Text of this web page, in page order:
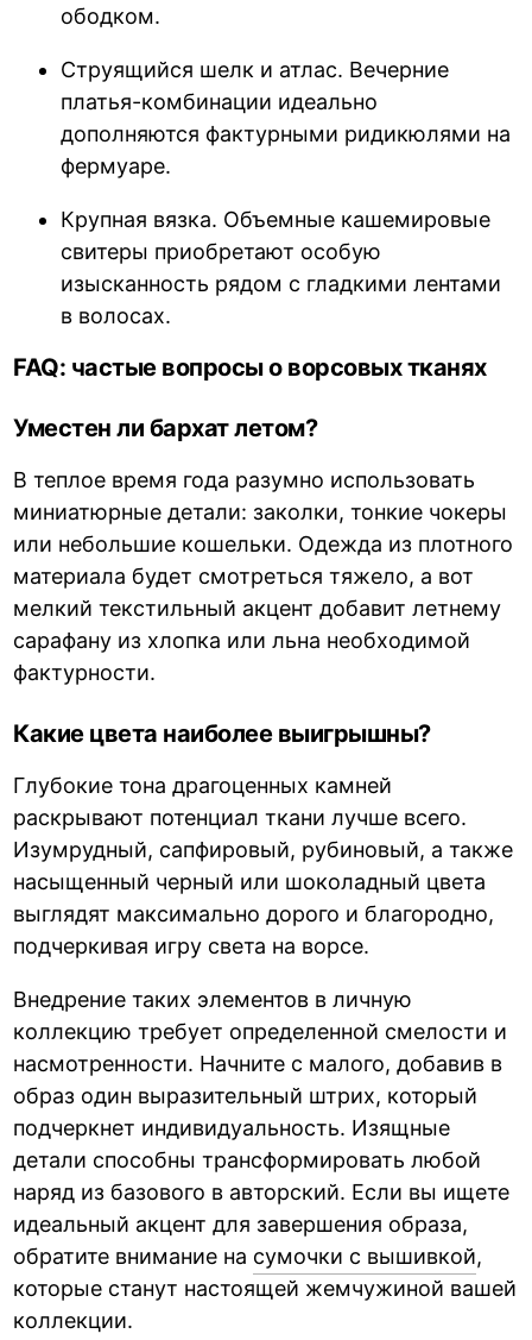
ободком.
Струящийся шелк и атлас. Вечерние
платья-комбинации идеально
дополняются фактурными ридикюлями на
фермуаре.
Крупная вязка. Объемные кашемировые
свитеры приобретают особую
изысканность рядом с гладкими лентами
в волосах.
FAQ: частые вопросы о ворсовых тканях
Уместен ли бархат летом?
В теплое время года разумно использовать
миниатюрные детали: заколки, тонкие чокеры
или небольшие кошельки. Одежда из плотного
материала будет смотреться тяжело, а вот
мелкий текстильный акцент добавит летнему
сарафану из хлопка или льна необходимой
фактурности.
Какие цвета наиболее выигрышны?
Глубокие тона драгоценных камней
раскрывают потенциал ткани лучше всего.
Изумрудный, сапфировый, рубиновый, а также
насыщенный черный или шоколадный цвета
выглядят максимально дорого и благородно,
подчеркивая игру света на ворсе.
Внедрение таких элементов в личную
коллекцию требует определенной смелости и
насмотренности. Начните с малого, добавив в
образ один выразительный штрих, который
подчеркнет индивидуальность. Изящные
детали способны трансформировать любой
наряд из базового в авторский. Если вы ищете
идеальный акцент для завершения образа,
обратите внимание на сумочки с вышивкой,
которые станут настоящей жемчужиной вашей
коллекции.